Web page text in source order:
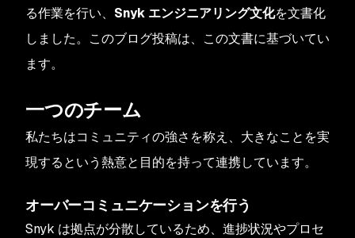
る作業を行い、 Snyk エンジニアリング文化を文書化
しました。このブログ投稿は、この文書に基づいてい
ます。
一つのチーム
私たちはコミュニティの強さを称え、大きなことを実
現するという熱意と目的を持って連携しています。
オーバーコミュニケーションを行う
Snyk は拠点が分散しているため、進捗状況やプロセ